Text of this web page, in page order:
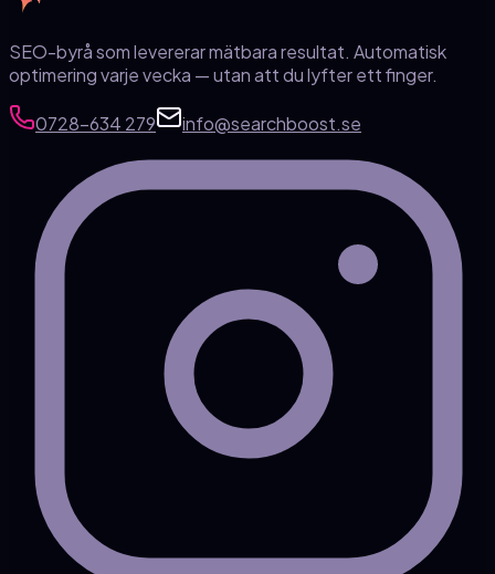
SEO-byrå som levererar mätbara resultat. Automatisk
optimering varje vecka — utan att du lyfter ett finger.
0728-634 279 info@searchboost.se